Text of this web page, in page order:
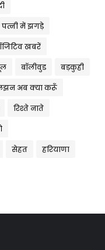
पत्नी में झगड़े
खबरें
बॉलीवुड बड़कुही
अब क्या करूँ
रिश्ते नाते
सेहत हरियाणा